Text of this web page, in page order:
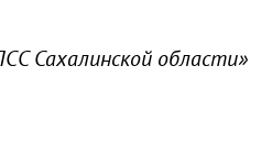
Сахалинской области»